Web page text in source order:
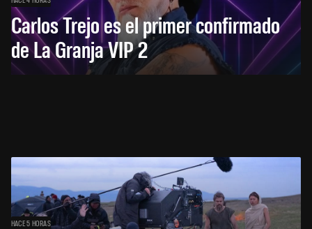
Carlos Trejo es el primer confirmado
de La Granja VIP 2
HACE 5 HORAS